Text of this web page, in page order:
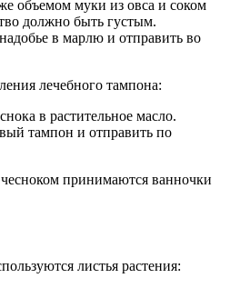
объемом муки из овса и соком
должно быть густым.
в марлю и отправить во
лечебного тампона:
в растительное масло.
тампон и отправить по
принимаются ванночки
листья растения: